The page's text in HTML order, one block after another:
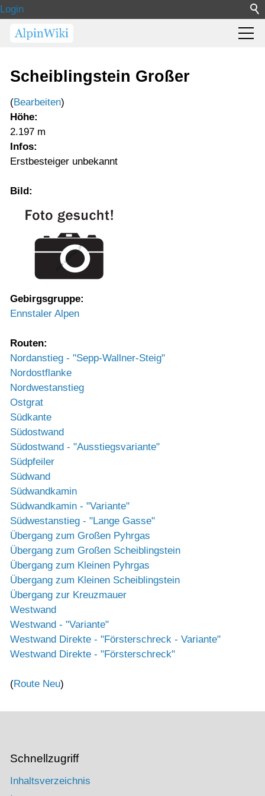
Login
Scheiblingstein Großer
(Bearbeiten)
Höhe:
2.197 m
Infos:
Erstbesteiger unbekannt
Bild:
Gebirgsgruppe:
Ennstaler Alpen
Routen:
Nordanstieg - "Sepp-Wallner-Steig"
Nordostflanke
Nordwestanstieg
Ostgrat
Südkante
Südostwand
Südostwand - "Ausstiegsvariante"
Südpfeiler
Südwand
Südwandkamin
Südwandkamin - "Variante"
Südwestanstieg - "Lange Gasse"
Übergang zum Großen Pyhrgas
Übergang zum Großen Scheiblingstein
Übergang zum Kleinen Pyhrgas
Übergang zum Kleinen Scheiblingstein
Übergang zur Kreuzmauer
Westwand
Westwand - "Variante"
Westwand Direkte - "Försterschreck - Variante"
Westwand Direkte - "Försterschreck"
(Route Neu)
Schnellzugriff
Inhaltsverzeichnis